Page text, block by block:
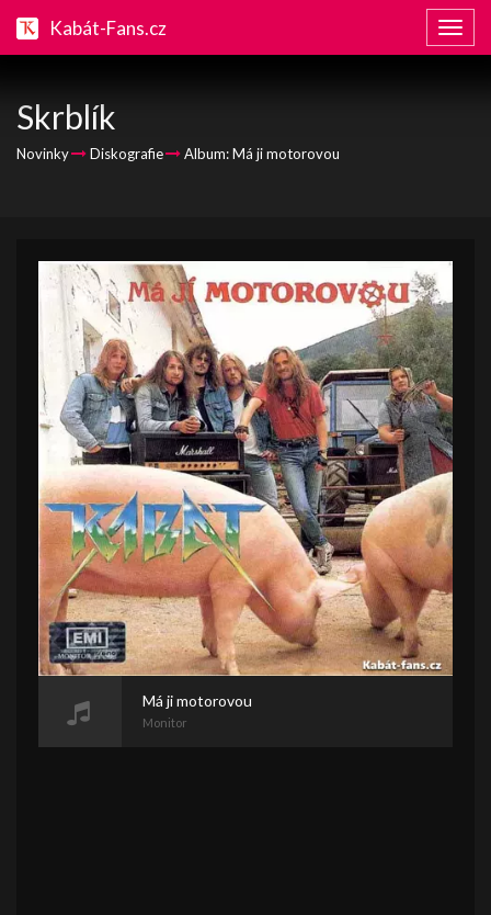
Kabát-Fans.cz
Skrblík
Novinky Diskografie Album: Má ji motorovou
Má ji motorovou
Monitor